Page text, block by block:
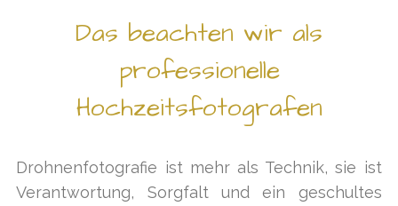
Das beachten wir als
professionelle
Hochzeitsfotografen
Drohnenfotografie ist mehr als Technik, sie ist
Verantwortung, Sorgfalt und ein geschultes